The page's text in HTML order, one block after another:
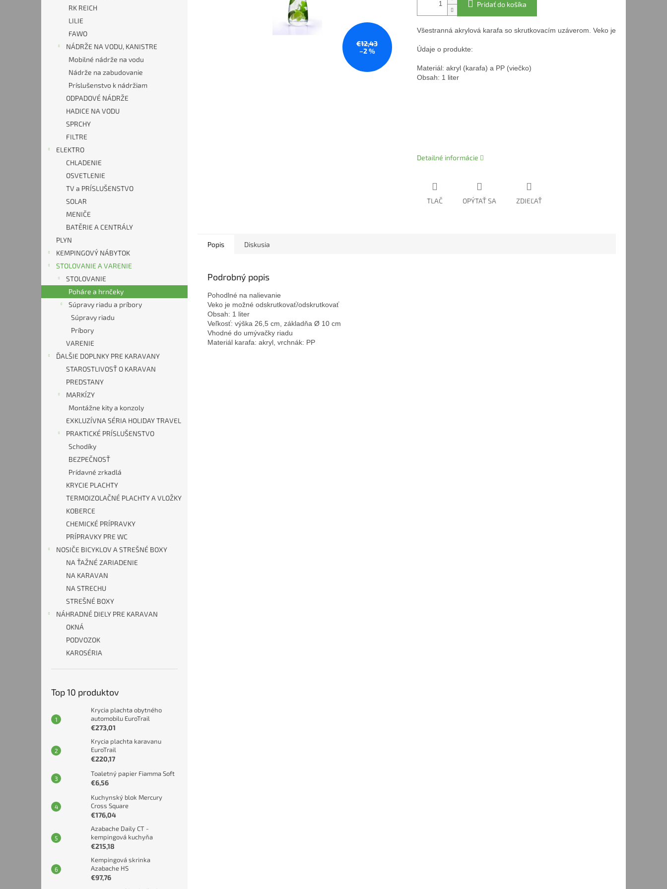
RK REICH
LILIE
FAWO
NÁDRŽE NA VODU, KANISTRE
Mobilné nádrže na vodu
Nádrže na zabudovanie
Príslušenstvo k nádržiam
ODPADOVÉ NÁDRŽE
HADICE NA VODU
SPRCHY
FILTRE
ELEKTRO
CHLADENIE
OSVETLENIE
TV a PRÍSLUŠENSTVO
SOLAR
MENIČE
BATĚRIE A CENTRÁLY
PLYN
KEMPINGOVÝ NÁBYTOK
STOLOVANIE A VARENIE
STOLOVANIE
Poháre a hrnčeky
Súpravy riadu a príbory
Súpravy riadu
Príbory
VARENIE
ĎALŠIE DOPLNKY PRE KARAVANY
STAROSTLIVOSŤ O KARAVAN
PREDSTANY
MARKÍZY
Montážne kity a konzoly
EXKLUZÍVNA SÉRIA HOLIDAY TRAVEL
PRAKTICKÉ PRÍSLUŠENSTVO
Schodíky
BEZPEČNOSŤ
Prídavné zrkadlá
KRYCIE PLACHTY
TERMOIZOLAČNÉ PLACHTY A VLOŽKY
KOBERCE
CHEMICKÉ PRÍPRAVKY
PRÍPRAVKY PRE WC
NOSIČE BICYKLOV A STREŠNÉ BOXY
NA ŤAŽNÉ ZARIADENIE
NA KARAVAN
NA STRECHU
STREŠNÉ BOXY
NÁHRADNÉ DIELY PRE KARAVAN
OKNÁ
PODVOZOK
KAROSÉRIA
Top 10 produktov
Krycia plachta obytného
automobilu EuroTrail
€273,01
Krycia plachta karavanu
EuroTrail
€220,17
Toaletný papier Fiamma Soft
€6,56
Kuchynský blok Mercury
Cross Square
€176,04
Azabache Daily CT -
kempingová kuchyňa
€215,18
Kempingová skrinka
Azabache HS
€97,76
€12,43
–2 %
Pridať do košíka
Všestranná akrylová karafa so skrutkovacím uzáverom. Veko je
Údaje o produkte:
Materiál: akryl (karafa) a PP (viečko)
Obsah: 1 liter
Detailné informácie
TLAČ OPÝTAŤ SA ZDIEĽAŤ
Popis Diskusia
Podrobný popis
Pohodlné na nalievanie
Veko je možné odskrutkovať/odskrutkovať
Obsah: 1 liter
Veľkosť: výška 26,5 cm, základňa Ø 10 cm
Vhodné do umývačky riadu
Materiál karafa: akryl, vrchnák: PP